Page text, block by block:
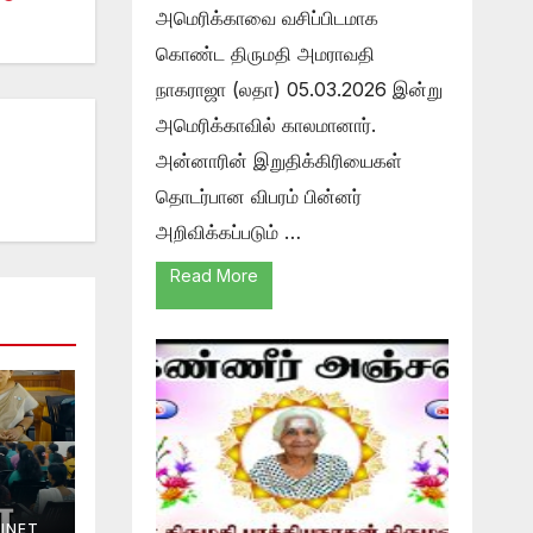
அமெரிக்காவை வசிப்பிடமாக
கொண்ட திருமதி அமராவதி
நாகராஜா (லதா) 05.03.2026 இன்று
அமெரிக்காவில் காலமானார்.
அன்னாரின் இறுதிக்கிரியைகள்
தொடர்பான விபரம் பின்னர்
அறிவிக்கப்படும் …
Read More